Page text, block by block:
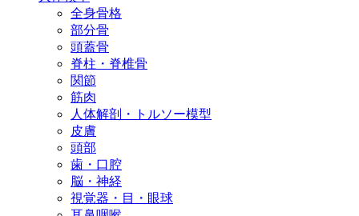
全身骨格
部分骨
頭蓋骨
脊柱・脊椎骨
関節
筋肉
人体解剖・トルソー模型
皮膚
頭部
歯・口腔
脳・神経
視覚器・目・眼球